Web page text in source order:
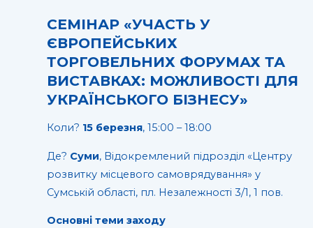
СЕМІНАР «УЧАСТЬ У
ЄВРОПЕЙСЬКИХ
ТОРГОВЕЛЬНИХ ФОРУМАХ ТА
ВИСТАВКАХ: МОЖЛИВОСТІ ДЛЯ
УКРАЇНСЬКОГО БІЗНЕСУ»
Коли? 15 березня, 15:00 – 18:00
Де? Суми, Відокремлений підрозділ «Центру
розвитку місцевого самоврядування» у
Сумській області, пл. Незалежності 3/1, 1 пов.
Основні теми заходу